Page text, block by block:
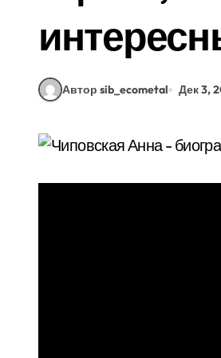
Автор sib_ecometal Дек 3,